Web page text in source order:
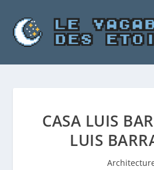
CASA LUIS
LUIS